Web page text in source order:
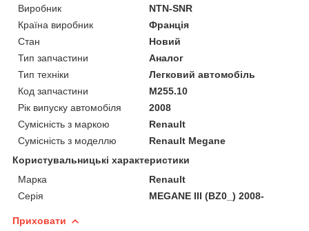
Виробник
NTN-SNR
Країна виробник
Франція
Стан
Новий
Тип запчастини
Аналог
Тип техніки
Легковий автомобіль
Код запчастини
M255.10
Рік випуску автомобіля
2008
Сумісність з маркою
Renault
Сумісність з моделлю
Renault Megane
Користувальницькі характеристики
Марка
Renault
Серія
MEGANE III (BZ0_) 2008-
Приховати